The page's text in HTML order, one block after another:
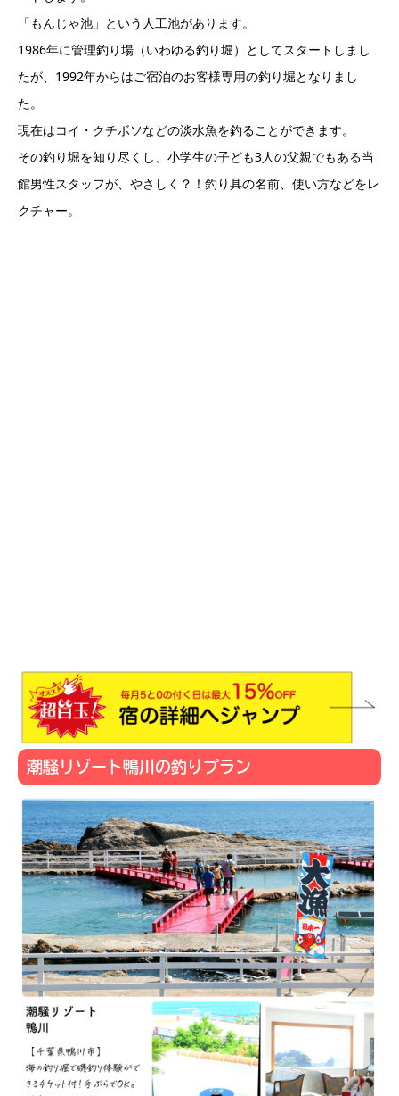
「もんじゃ池」という人工池があります。
1986年に管理釣り場（いわゆる釣り堀）としてスタートしまし
たが、1992年からはご宿泊のお客様専用の釣り堀となりまし
た。
現在はコイ・クチボソなどの淡水魚を釣ることができます。
その釣り堀を知り尽くし、小学生の子ども3人の父親でもある当
館男性スタッフが、やさしく？！釣り具の名前、使い方などをレ
クチャー。
潮騒リゾート鴨川の釣りプラン